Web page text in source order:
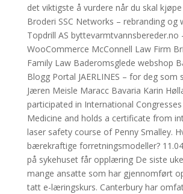
det viktigste å vurdere når du skal
Broderi SSC Networks – rebranding og
Topdrill AS byttevarmtvannsbereder.no
WooCommerce McConnell Law Firm
Family Law Baderomsglede webshop
Blogg Portal JAERLINES – for deg som
Jæren Meisle Maracc Bavaria Karin
participated in International
Medicine and holds a certificate from
laser safety course of Penny Smalley.
bærekraftige forretningsmodeller?
på sykehuset får opplæring De siste
mange ansatte som har gjennomført
tatt e-læringskurs. Canter­bury har